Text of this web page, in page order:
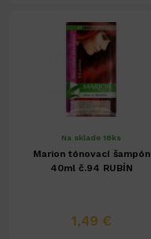
Na sklade 18ks
Marion tónovací šampón
40ml č.94 RUBÍN
1,49 €